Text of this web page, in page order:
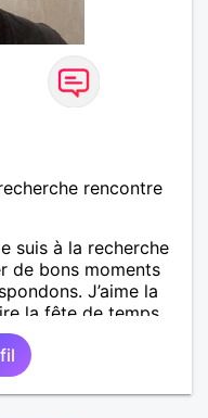
rencontre
suis à la recherche
de bons moments
J’aime la
la fête de temps
garçon de 7 ans
J’aime à peu
(Oui je suis pas
pour garder la